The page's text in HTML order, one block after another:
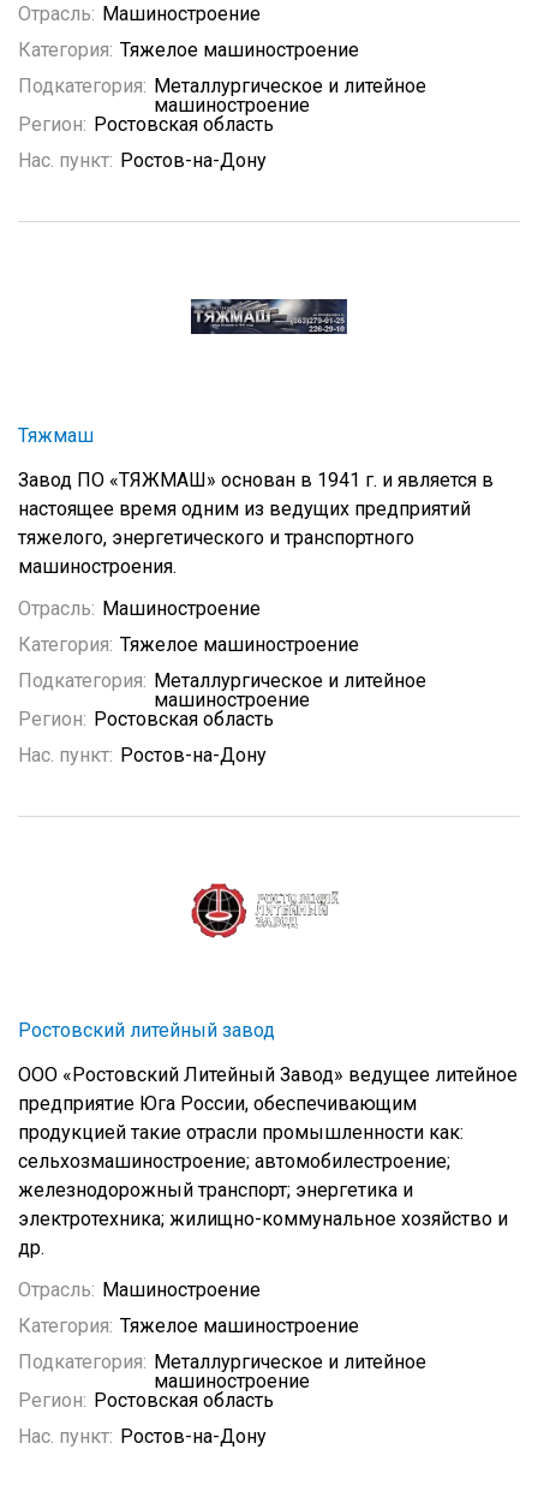
Отрасль: Машиностроение
Категория: Тяжелое машиностроение
Подкатегория: Металлургическое и литейное
машиностроение
Регион: Ростовская область
Нас. пункт: Ростов-на-Дону
Тяжмаш
Завод ПО «ТЯЖМАШ» основан в 1941 г. и является в
настоящее время одним из ведущих предприятий
тяжелого, энергетического и транспортного
машиностроения.
Отрасль: Машиностроение
Категория: Тяжелое машиностроение
Подкатегория: Металлургическое и литейное
машиностроение
Регион: Ростовская область
Нас. пункт: Ростов-на-Дону
Ростовский литейный завод
ООО «Ростовский Литейный Завод» ведущее литейное
предприятие Юга России, обеспечивающим
продукцией такие отрасли промышленности как:
сельхозмашиностроение; автомобилестроение;
железнодорожный транспорт; энергетика и
электротехника; жилищно-коммунальное хозяйство и
др.
Отрасль: Машиностроение
Категория: Тяжелое машиностроение
Подкатегория: Металлургическое и литейное
машиностроение
Регион: Ростовская область
Нас. пункт: Ростов-на-Дону